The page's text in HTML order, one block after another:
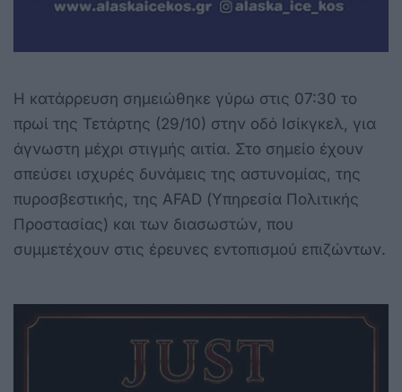
Η κατάρρευση σημειώθηκε γύρω στις 07:30 το
πρωί της Τετάρτης (29/10) στην οδό Ισίκγκελ, για
άγνωστη μέχρι στιγμής αιτία. Στο σημείο έχουν
σπεύσει ισχυρές δυνάμεις της αστυνομίας, της
πυροσβεστικής, της AFAD (Υπηρεσία Πολιτικής
Προστασίας) και των διασωστών, που
συμμετέχουν στις έρευνες εντοπισμού επιζώντων.